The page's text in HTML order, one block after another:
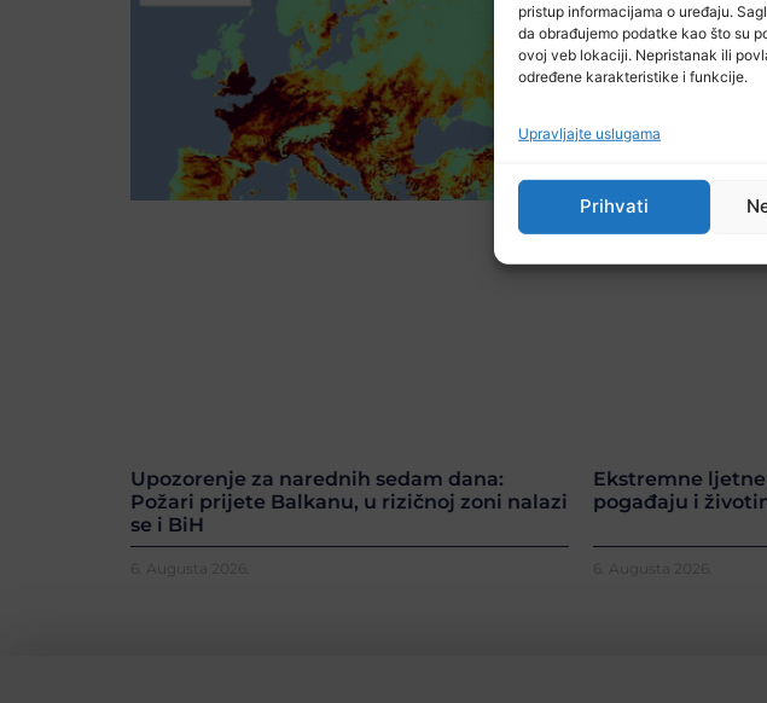
pristup informacijama o uređaju.
da obrađujemo podatke kao što su
ovoj veb lokaciji. Nepristanak ili
određene karakteristike i funkcije.
Upravljajte uslugama
Prihvati
Upozorenje za narednih sedam dana:
Požari prijete Balkanu, u rizičnoj zoni nalazi
se i BiH
6. Augusta 2026.
Ekstremne
pogađaju i
6. Augusta 2026.